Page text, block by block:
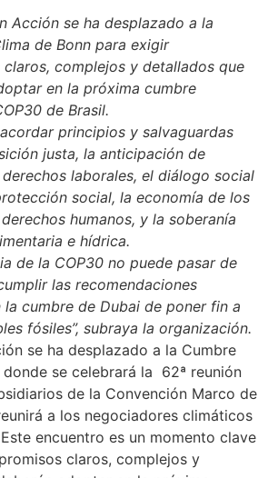
Acción se ha desplazado a la
de Bonn para exigir
complejos y detallados que
en la próxima cumbre
de Brasil.
principios y salvaguardas
justa, la anticipación de
laborales, el diálogo social
social, la economía de los
humanos, y la soberanía
e hídrica.
de la COP30 no puede pasar de
las recomendaciones
la cumbre de Dubai de poner fin a
fósiles”, subraya la organización.
se ha desplazado a la Cumbre
se celebrará la 62ª reunión
de la Convención Marco de
a los negociadores climáticos
encuentro es un momento clave
claros, complejos y